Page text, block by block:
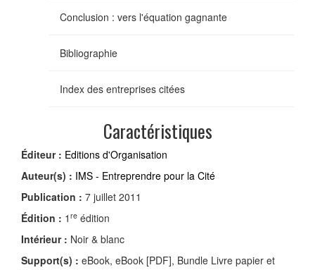
Conclusion : vers l'équation gagnante
Bibliographie
Index des entreprises citées
Caractéristiques
Éditeur : Editions d'Organisation
Auteur(s) : IMS - Entreprendre pour la Cité
Publication : 7 juillet 2011
Édition : 1 re édition
Intérieur : Noir & blanc
Support(s) : eBook, eBook [PDF], Bundle Livre papier et